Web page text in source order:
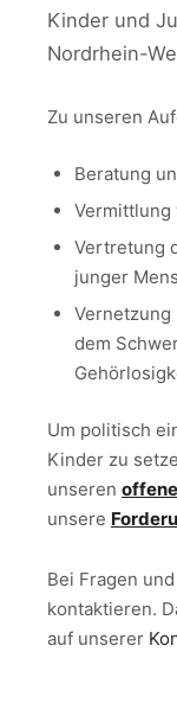
Kinder und
Nordrhein-
Zu unseren
Beratung
Vermittlung
Vertretung
junger
Vernetzung
dem
Um politisch
Kinder zu
unseren
unsere
Bei Fragen
kontaktieren.
auf unserer